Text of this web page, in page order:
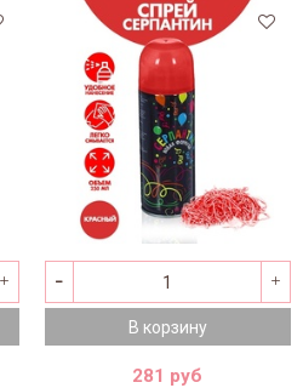
В корзину
281 руб